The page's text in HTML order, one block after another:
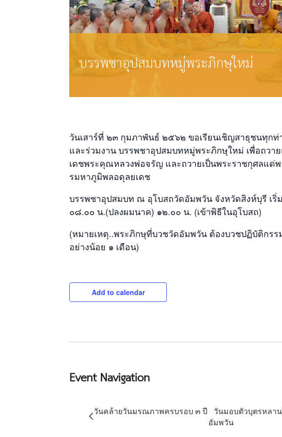
บรรพชาอุปสมบทหมู่พระภิกษุใหม่
วันเสาร์ที่ ๒๓ กุมภาพันธ์ ๒๕๖๒ ขอเรียนเชิญสาธุชนทุก
และร่วมงาน บรรพชาอุปสมบทหมู่พระภิกษุใหม่ เพื่อถวา
เดชพระคุณหลวงพ่อจรัญ และถวายเป็นพระราชกุศลแด่
รมหาภูมิพลอดุลยเดช
บรรพชาอุปสมบท ณ อุโบสถวัดอัมพวัน จังหวัดสิงห์บุรี เริ่
๐๘.๐๐ น.(ปลงผมนาค) ๑๒.๐๐ น. (เข้าพิธีในอุโบสถ)
(หมายเหตุ..พระภิกษุที่บวชวัดอัมพวัน ต้องบวชปฏิบัติกร
อย่างน้อย ๑ เดือน)
Add to calendar
Event Navigation
วันคล้ายวันมรณภาพครบรอบ ๓ ปี
วันมอบตัวบุตรหลา
อัมพวัน